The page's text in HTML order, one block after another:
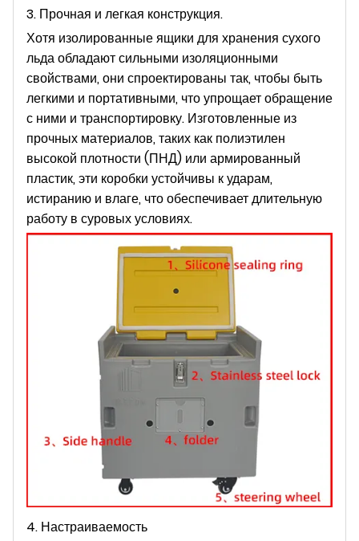
3. Прочная и легкая конструкция.
Хотя изолированные ящики для хранения сухого
льда обладают сильными изоляционными
свойствами, они спроектированы так, чтобы быть
легкими и портативными, что упрощает обращение
с ними и транспортировку. Изготовленные из
прочных материалов, таких как полиэтилен
высокой плотности (ПНД) или армированный
пластик, эти коробки устойчивы к ударам,
истиранию и влаге, что обеспечивает длительную
работу в суровых условиях.
4. Настраиваемость